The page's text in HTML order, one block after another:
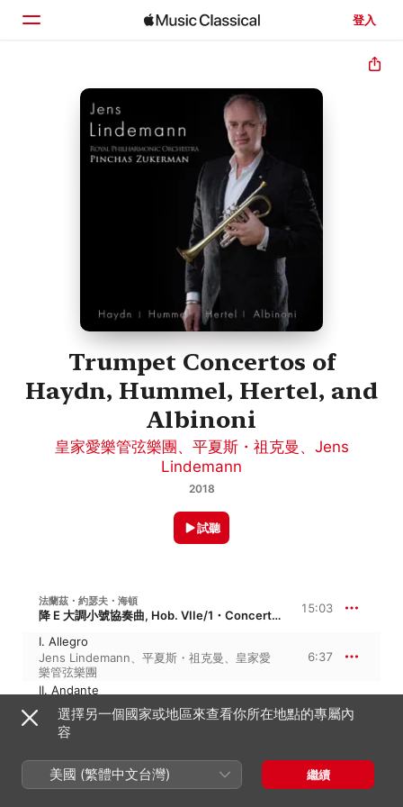
登入
首頁
Trumpet Concertos of
Haydn, Hummel, Hertel, and
Albinoni
皇家愛樂管弦樂團 、 平夏斯・祖克曼 、 Jens
Lindemann
2018
試聽
法蘭茲・約瑟夫・海頓
降 E 大調小號協奏曲, Hob. VIIe/1・Concerto per il clarino 15:03
I. Allegro
Jens Lindemann、 平夏斯・祖克曼、 皇家愛
樂管弦樂團
6:37
II. Andante
Jens Lindemann、皇家愛樂管弦樂團 、 平夏
斯・祖克曼
3:46
III. Allegro
斯・祖克曼
選擇另一個國家或地區來查看你所在地點的專屬內
容
美國 (繁體中文台灣) 繼續